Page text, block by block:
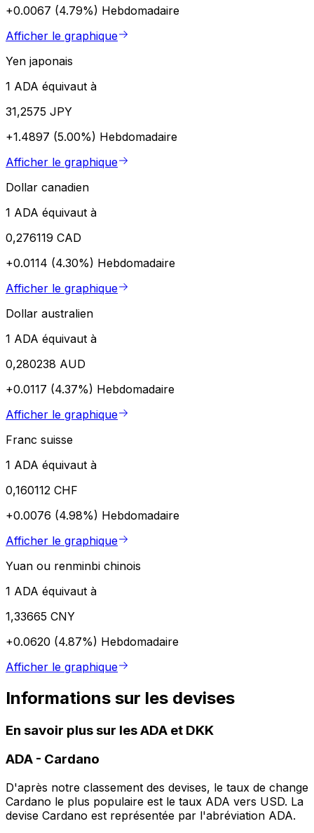
+0.0067 (4.79%) Hebdomadaire
Afficher le graphique
Yen japonais
1 ADA équivaut à
31,2575 JPY
+1.4897 (5.00%) Hebdomadaire
Afficher le graphique
Dollar canadien
1 ADA équivaut à
0,276119 CAD
+0.0114 (4.30%) Hebdomadaire
Afficher le graphique
Dollar australien
1 ADA équivaut à
0,280238 AUD
+0.0117 (4.37%) Hebdomadaire
Afficher le graphique
Franc suisse
1 ADA équivaut à
0,160112 CHF
+0.0076 (4.98%) Hebdomadaire
Afficher le graphique
Yuan ou renminbi chinois
1 ADA équivaut à
1,33665 CNY
+0.0620 (4.87%) Hebdomadaire
Afficher le graphique
Informations sur les devises
En savoir plus sur les ADA et DKK
ADA - Cardano
D'après notre classement des devises, le taux de change
Cardano le plus populaire est le taux ADA vers USD. La
devise Cardano est représentée par l'abréviation ADA.